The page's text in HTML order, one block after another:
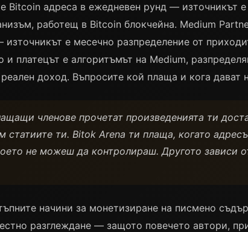
Bitcoin адреса в ежедневен рунд — източникът
работещ в Bitcoin блокчейна. Medium
е месечно разпределение от
платецът е алгоритъмът на Medium,
доход. Въпросите кой плаща и кога дават
членове прочетат произведенията ти
статиите ти. Bitok Arena ти плаща, когато
не можеш да контролираш. Другото зависи
начини за монетизиране на писмено
разглеждане — защото повечето автори,